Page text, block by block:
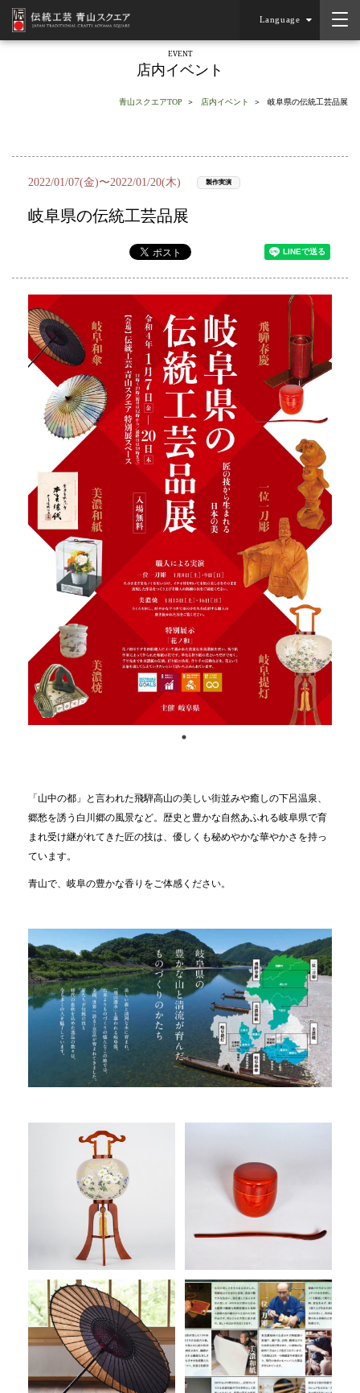
Language
EVENT
店内イベント
青山スクエアTOP 店内イベント 岐阜県の伝統工芸品展
2022/01/07(金)〜2022/01/20(木) 製作実演
岐阜県の伝統工芸品展
「山中の都」と言われた飛騨高山の美しい街並みや癒しの下呂温泉、
郷愁を誘う白川郷の風景など。歴史と豊かな自然あふれる岐阜県で育
まれ受け継がれてきた匠の技は、優しくも秘めやかな華やかさを持っ
ています。
青山で、岐阜の豊かな香りをご体感ください。